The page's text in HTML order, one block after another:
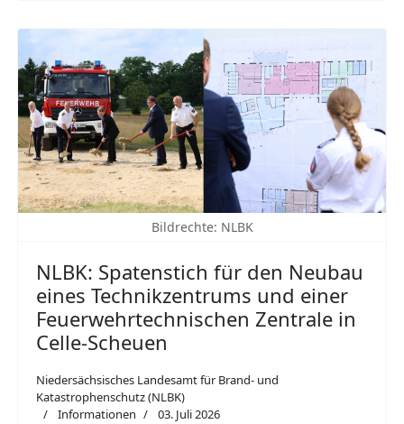
Bildrechte: NLBK
NLBK: Spatenstich für den Neubau
eines Technikzentrums und einer
Feuerwehrtechnischen Zentrale in
Celle-Scheuen
Niedersächsisches Landesamt für Brand- und
Katastrophenschutz (NLBK)
Informationen
03. Juli 2026